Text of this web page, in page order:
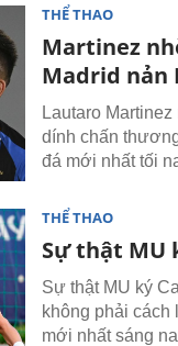
THỂ THAO
Martinez
Madrid nản
Lautaro
dính chấn
đá mới nhất tối
THỂ THAO
Sự thật MU
Sự thật MU ký
không phải cách
mới nhất sáng